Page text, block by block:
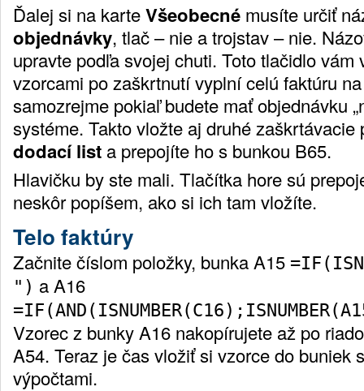
Ďalej si na karteVšeobecné musíte určiť
objednávky, tlač – nie a trojstav – nie.
upravte podľa svojej chuti. Toto tlačidlo vám
vzorcami po zaškrtnutí vyplní celú faktúru
samozrejme pokiaľ budete mať objednávku
systéme. Takto vložte aj druhé
dodací list a prepojíte ho s bunkou B65.
Hlavičku by ste mali. Tlačítka hore sú
neskôr popíšem, ako si ich tam vložíte.
Telo faktúry
Začnite číslom položky, bunka A15
") a A16
Vzorec z bunky A16 nakopírujete až po
A54. Teraz je čas vložiť si vzorce do buniek
výpočtami.